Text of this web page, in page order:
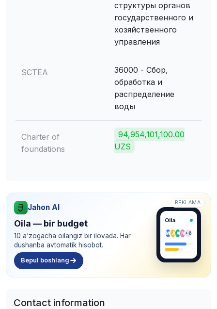
структуры органов
государственного и
хозяйственного
управления
SCTEA
36000 - Сбор,
обработка и
распределение
воды
Charter of
foundations
94,954,101,100.00
UZS
REKLAMA
Jahon AI
Oila — bir budget
10 a'zogacha oilangiz bir ilovada. Har
dushanba avtomatik hisobot.
Bepul boshlang
Oila
M J A N+6
Contact information